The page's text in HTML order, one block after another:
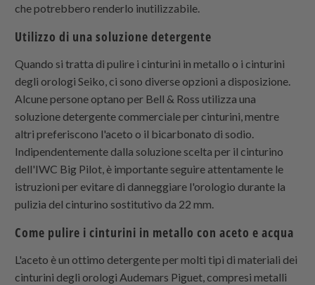
che potrebbero renderlo inutilizzabile.
Utilizzo di una soluzione detergente
Quando si tratta di pulire i cinturini in metallo o i cinturini
degli orologi Seiko, ci sono diverse opzioni a disposizione.
Alcune persone optano per Bell & Ross utilizza una
soluzione detergente commerciale per cinturini, mentre
altri preferiscono l'aceto o il bicarbonato di sodio.
Indipendentemente dalla soluzione scelta per il cinturino
dell'IWC Big Pilot, è importante seguire attentamente le
istruzioni per evitare di danneggiare l'orologio durante la
pulizia del cinturino sostitutivo da 22 mm.
Come pulire i cinturini in metallo con aceto e acqua
L'aceto è un ottimo detergente per molti tipi di materiali dei
cinturini degli orologi Audemars Piguet, compresi metalli